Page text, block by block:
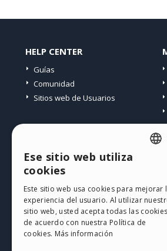
HELP CENTER
Guías
Comunidad
Sitios web de Usuarios
Mis post
Mis download
Espacio Web
Mis Créditos
GERMAN
SPANISH
Ese sitio web utiliza
cookies
Este sitio web usa cookies para mejorar
experiencia del usuario. Al utilizar
sitio web, usted acepta todas las cookies
de acuerdo con nuestra Política de
cookies. Más información